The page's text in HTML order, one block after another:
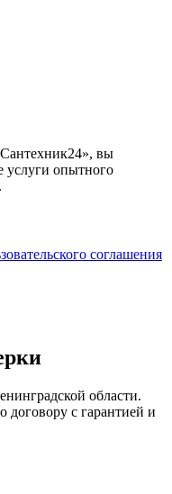
вы
услуги опытного
соглашения
области.
договору с гарантией и